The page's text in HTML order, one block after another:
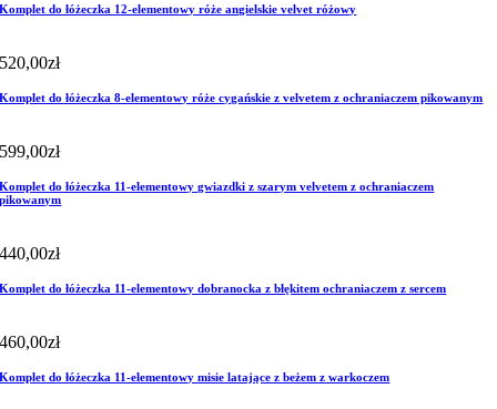
Komplet do łóżeczka 12-elementowy róże angielskie velvet różowy
520,00zł
Komplet do łóżeczka 8-elementowy róże cygańskie z velvetem z ochraniaczem pikowanym
599,00zł
Komplet do łóżeczka 11-elementowy gwiazdki z szarym velvetem z ochraniaczem
pikowanym
440,00zł
Komplet do łóżeczka 11-elementowy dobranocka z błękitem ochraniaczem z sercem
460,00zł
Komplet do łóżeczka 11-elementowy misie latające z beżem z warkoczem